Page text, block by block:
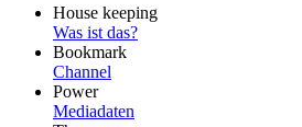
FooterHouse keeping
Was ist das?
Bookmark
Channel
Power
Mediadaten